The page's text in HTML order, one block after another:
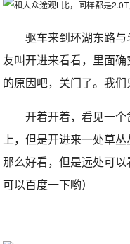
驱车来到环湖东路
友叫开进来看看，里面
的原因吧，关门了。我们
开着开着，看见一
上，但是开进来一处草
那么好看，但是远处可
可以百度一下哟）